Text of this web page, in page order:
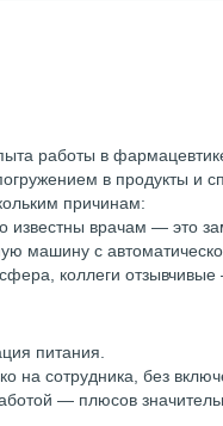
работы в
в продукты и
причинам:
врачам — это
машину с
коллеги
питания.
на сотрудника, без
— плюсов